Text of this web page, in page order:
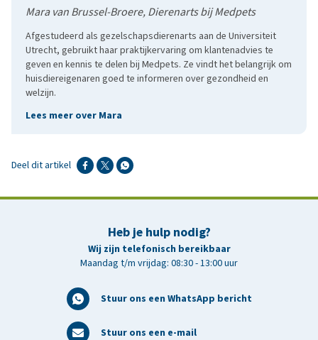
Mara van Brussel-Broere, Dierenarts bij Medpets
Afgestudeerd als gezelschapsdierenarts aan de Universiteit
Utrecht, gebruikt haar praktijkervaring om klantenadvies te
geven en kennis te delen bij Medpets. Ze vindt het belangrijk om
huisdiereigenaren goed te informeren over gezondheid en
welzijn.
Lees meer over Mara
Deel dit artikel
Heb je hulp nodig?
Wij zijn telefonisch bereikbaar
Maandag t/m vrijdag: 08:30 - 13:00 uur
Stuur ons een WhatsApp bericht
Stuur ons een e-mail